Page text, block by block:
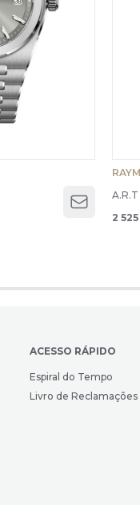
Open2
ACESSO RÁPIDO
Espiral do Tempo
Livro de Reclamações